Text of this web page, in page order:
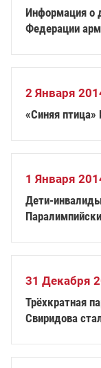
Информация о
Федерации
2 Января
«Синяя птица»
1 Января
Дети-
31 Декабря
Трёхкратная
Свиридова